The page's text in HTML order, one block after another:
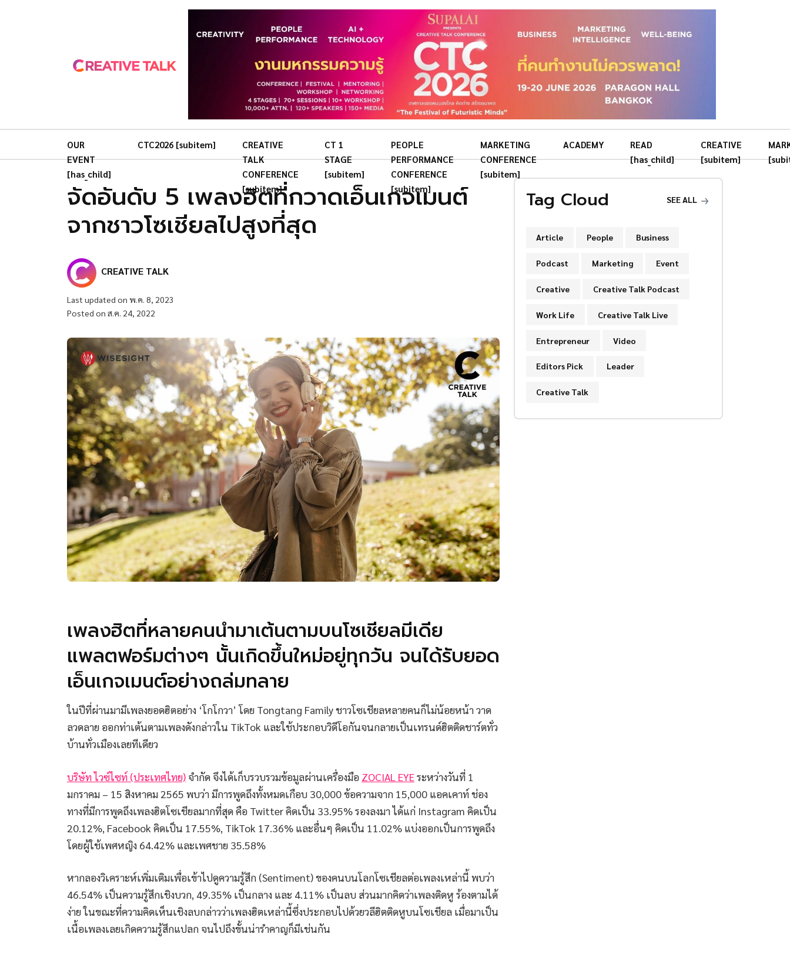
OUR
EVENT
[has_child]
CTC2026 [subitem]
CREATIVE
TALK
CONFERENCE
[subitem]
CT 1
STAGE
[subitem]
PEOPLE
PERFORMANCE
CONFERENCE
[subitem]
MARKETING
CONFERENCE
[subitem]
ACADEMY
READ
[has_child]
CREATIVE
[subitem]
จัดอันดับ 5 เพลงฮิตที่กวาดเอ็นเกจเมนต์
จากชาวโซเชียลไปสูงที่สุด
CREATIVE TALK
Last updated on พ.ค. 8, 2023
Posted on ส.ค. 24, 2022
เพลงฮิตที่หลายคนนำมาเต้นตามบนโซเชียลมีเดีย
แพลตฟอร์มต่างๆ นั้นเกิดขึ้นใหม่อยู่ทุกวัน จนได้รับยอด
เอ็นเกจเมนต์อย่างถล่มทลาย
ในปีที่ผ่านมามีเพลงยอดฮิตอย่าง ‘โกโกวา’ โดย Tongtang Family ชาวโซเชียลหลายคนก็ไม่น้อยหน้า วาด
ลวดลาย ออกท่าเต้นตามเพลงดังกล่าวใน TikTok และใช้ประกอบวิดีโอกันจนกลายเป็นเทรนด์ฮิตติดชาร์ตทั่ว
บ้านทั่วเมืองเลยทีเดียว
บริษัท ไวซ์ไซท์ (ประเทศไทย) จำกัด จึงได้เก็บรวบรวมข้อมูลผ่านเครื่องมือ ZOCIAL EYEระหว่างวันที่ 1
มกราคม – 15 สิงหาคม 2565 พบว่า มีการพูดถึงทั้งหมดเกือบ 30,000 ข้อความจาก 15,000 แอคเคาท์ ช่อง
ทางที่มีการพูดถึงเพลงฮิตโซเชียลมากที่สุด คือ Twitter คิดเป็น 33.95% รองลงมา ได้แก่ Instagram คิดเป็น
20.12%, Facebook คิดเป็น 17.55%, TikTok 17.36% และอื่นๆ คิดเป็น 11.02% แบ่งออกเป็นการพูดถึง
โดยผู้ใช้เพศหญิง 64.42% และเพศชาย 35.58%
หากลองวิเคราะห์เพิ่มเติมเพื่อเข้าไปดูความรู้สึก (Sentiment) ของคนบนโลกโซเชียลต่อเพลงเหล่านี้ พบว่า
46.54% เป็นความรู้สึกเชิงบวก, 49.35% เป็นกลาง และ 4.11% เป็นลบ ส่วนมากคิดว่าเพลงติดหู ร้องตามได้
ง่าย ในขณะที่ความคิดเห็นเชิงลบกล่าวว่าเพลงฮิตเหล่านี้ซึ่งประกอบไปด้วยวลีฮิตติดหูบนโซเชียล เมื่อมาเป็น
เนื้อเพลงเลยเกิดความรู้สึกแปลก จนไปถึงขั้นน่ารำคาญก็มีเช่นกัน
Tag Cloud SEE ALL
Article People Business
Podcast Marketing Event
Creative Creative Talk Podcast
Work Life Creative Talk Live
Entrepreneur Video
Editors Pick Leader
Creative Talk